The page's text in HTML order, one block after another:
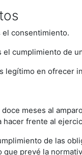
el consentimiento.
cumplimiento de
legítimo en
meses al
frente al
de las
prevé la